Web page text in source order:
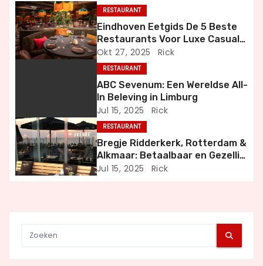
a
v
i
t
i
RESTAURANT
Eindhoven Eetgids De 5 Beste
Restaurants Voor Luxe Casual
en Bijzondere Momenten
Okt 27, 2025 Rick
RESTAURANT
ABC Sevenum: Een Wereldse All-
In Beleving in Limburg
Jul 15, 2025 Rick
RESTAURANT
Bregje Ridderkerk, Rotterdam &
Alkmaar: Betaalbaar en Gezellig
Uit Eten
Jul 15, 2025 Rick